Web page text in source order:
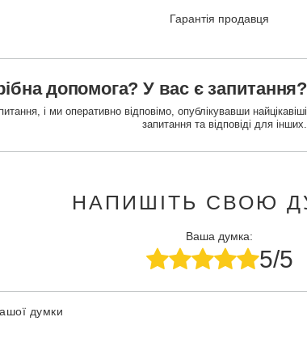
Гарантія продавця
допомога? У вас є запитання?
і ми оперативно відповімо, опублікувавши найцікавіші
запитання та відповіді для інших.
НАПИШІТЬ СВОЮ
Ваша думка:
5/5
думки